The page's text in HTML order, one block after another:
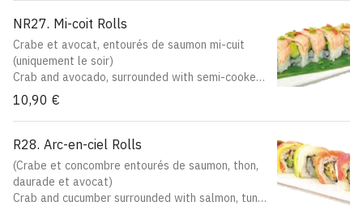
NR27. Mi-coit Rolls
Crabe et avocat, entourés de saumon mi-cuit
(uniquement le soir)
Crab and avocado, surrounded with semi-cooked
salmon (only evening)
10,90 €
R28. Arc-en-ciel Rolls
(Crabe et concombre entourés de saumon, thon,
daurade et avocat)
Crab and cucumber surrounded with salmon, tuna,